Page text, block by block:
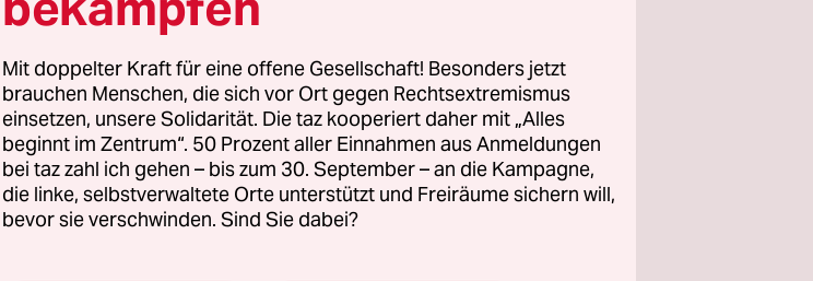
fragt man sich, wenn man die Videos der
sieht. Meist junge Männer, die
aus ihren Autos zerren, ihre
pressen, sie in Handschellen legen, in ihre
die sich solidarisch zeigen, aus
wie zuletzt in Minneapolis
Mit doppelter Kraft für eine offene Gesellschaft! Besonders jetzt
brauchen Menschen, die sich vor Ort gegen Rechtsextremismus
einsetzen, unsere Solidarität. Die taz kooperiert daher mit „Alles
beginnt im Zentrum“. 50 Prozent aller Einnahmen aus Anmeldungen
bei taz zahl ich gehen – bis zum 30. September – an die Kampagne,
die linke, selbstverwaltete Orte unterstützt und Freiräume sichern will,
bevor sie verschwinden. Sind Sie dabei?